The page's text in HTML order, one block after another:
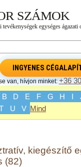
INGYENES
van, hívjon minket:+36
B D E F G H I
U V Mind
kiegészítő
(82)